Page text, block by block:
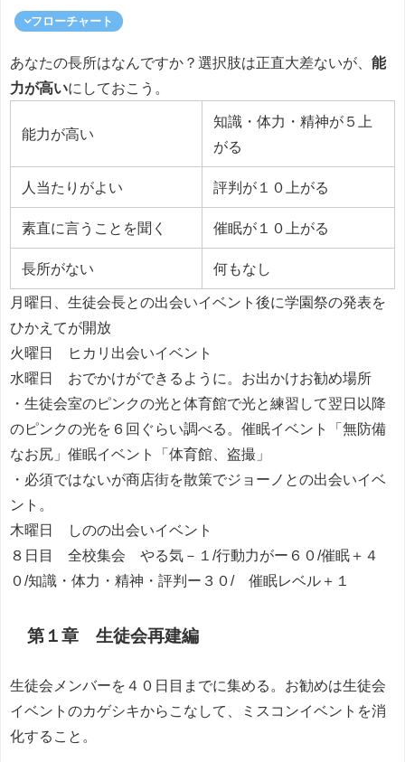
フローチャート
あなたの長所はなんですか？選択肢は正直大差ないが、 能
力が高いにしておこう。
能力が高い
知識・体力・精神が５上
がる
人当たりがよい 評判が１０上がる
素直に言うことを聞く 催眠が１０上がる
長所がない 何もなし
月曜日、生徒会長との出会いイベント後に学園祭の発表を
ひかえてが開放
火曜日 ヒカリ出会いイベント
水曜日 おでかけができるように。お出かけお勧め場所
・生徒会室のピンクの光と体育館で光と練習して翌日以降
のピンクの光を６回ぐらい調べる。催眠イベント「無防備
なお尻」催眠イベント「体育館、盗撮」
・必須ではないが商店街を散策でジョーノとの出会いイベ
ント。
木曜日 しのの出会いイベント
８日目 全校集会 やる気－１/行動力がー６０/催眠＋４
０/知識・体力・精神・評判ー３０/ 催眠レベル＋１
第１章 生徒会再建編
生徒会メンバーを４０日目までに集める。お勧めは生徒会
イベントのカゲシキからこなして、ミスコンイベントを消
化すること。